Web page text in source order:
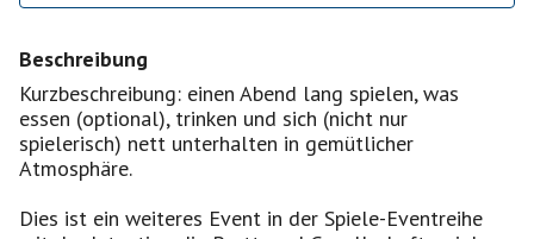
Beschreibung
Kurzbeschreibung: einen Abend lang spielen, was
essen (optional), trinken und sich (nicht nur
spielerisch) nett unterhalten in gemütlicher
Atmosphäre.
Dies ist ein weiteres Event in der Spiele-Eventreihe